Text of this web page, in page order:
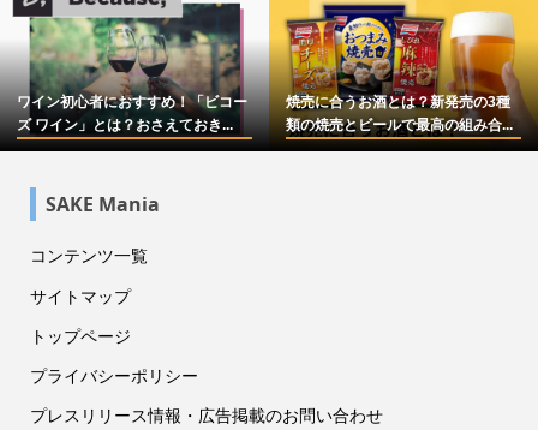
3種
合...
【2023年】お酒入りのチョコレート
10選をお酒メディアが本気で選...
シャンパンのおすすめ17選
やより美味しく飲むコツなど
SAKE Mania
コンテンツ一覧
サイトマップ
トップページ
プライバシーポリシー
プレスリリース情報・広告掲載のお問い合わせ